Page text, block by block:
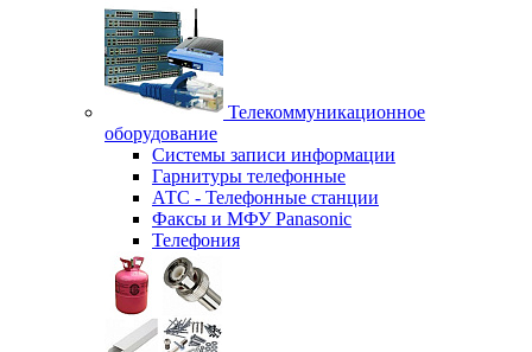
Телекоммуникационное
оборудование
Системы записи информации
Гарнитуры телефонные
АТС - Телефонные станции
Факсы и МФУ Panasonic
Телефония